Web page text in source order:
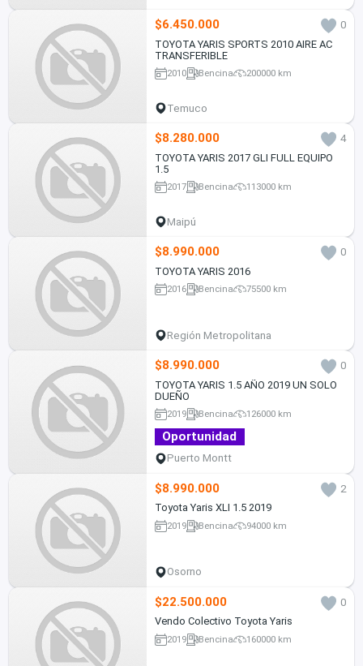
$6.450.000
0
TOYOTA YARIS SPORTS 2010 AIRE AC
TRANSFERIBLE
2010 Bencina 200000 km
Temuco
$8.280.000
4
TOYOTA YARIS 2017 GLI FULL EQUIPO
1.5
2017 Bencina 113000 km
Maipú
$8.990.000
0
TOYOTA YARIS 2016
2016 Bencina 75500 km
Región Metropolitana
$8.990.000
0
TOYOTA YARIS 1.5 AÑO 2019 UN SOLO
DUEÑO
2019 Bencina 126000 km
Oportunidad
Puerto Montt
$8.990.000
2
Toyota Yaris XLI 1.5 2019
2019 Bencina 94000 km
Osorno
$22.500.000
0
Vendo Colectivo Toyota Yaris
2019 Bencina 160000 km